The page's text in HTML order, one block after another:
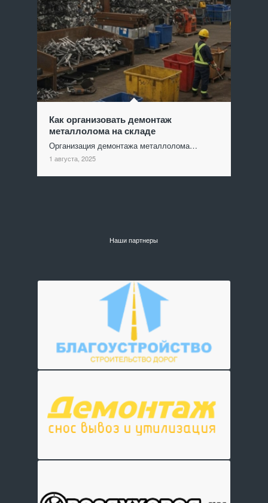
Как организовать демонтаж
металлолома на складе
Организация демонтажа металлолома…
1 августа, 2025
Наши партнеры